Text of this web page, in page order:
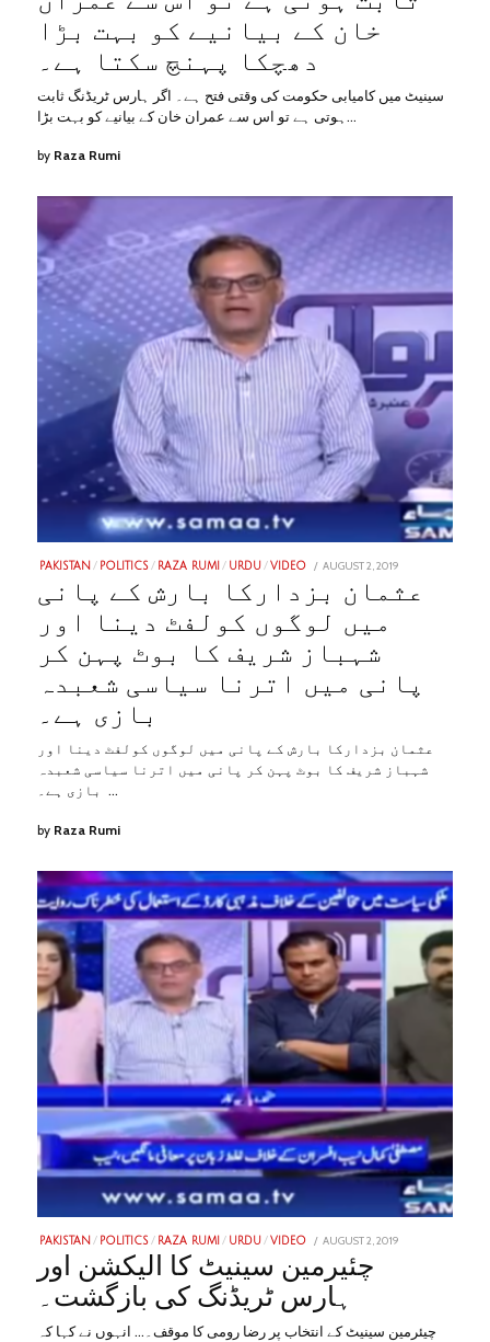
خان کے بیانیے کو بہت بڑا
دھچکا پہنچ سکتا ہے۔
سینیٹ میں کامیابی حکومت کی وقتی فتح ہے۔ اگر ہارس ٹریڈنگ ثابت
ہوتی ہے تو اس سے عمران خان کے بیانیے کو بہت بڑا…
by Raza Rumi
PAKISTAN / POLITICS / RAZA RUMI / URDU / VIDEO
POSTED
AUGUST 2, 2019
2023
عثمان بزدارکا بارش کے پانی
میں لوگوں کولفٹ دینا اور
شہباز شریف کا بوٹ پہن کر
پانی میں اترنا سیاسی شعبدہ
بازی ہے۔
عثمان بزدارکا بارش کے پانی میں لوگوں کولفٹ دینا اور
شہباز شریف کا بوٹ پہن کر پانی میں اترنا سیاسی شعبدہ
بازی ہے۔ …
by Raza Rumi
PAKISTAN / POLITICS / RAZA RUMI / URDU / VIDEO
POSTED
AUGUST 2, 2019
چئیرمین سینیٹ کا الیکشن اور
ہارس ٹریڈنگ کی بازگشت۔
چیئرمین سینیٹ کے انتخاب پر رضا رومی کا موقف۔… انہوں نے کہا کہ